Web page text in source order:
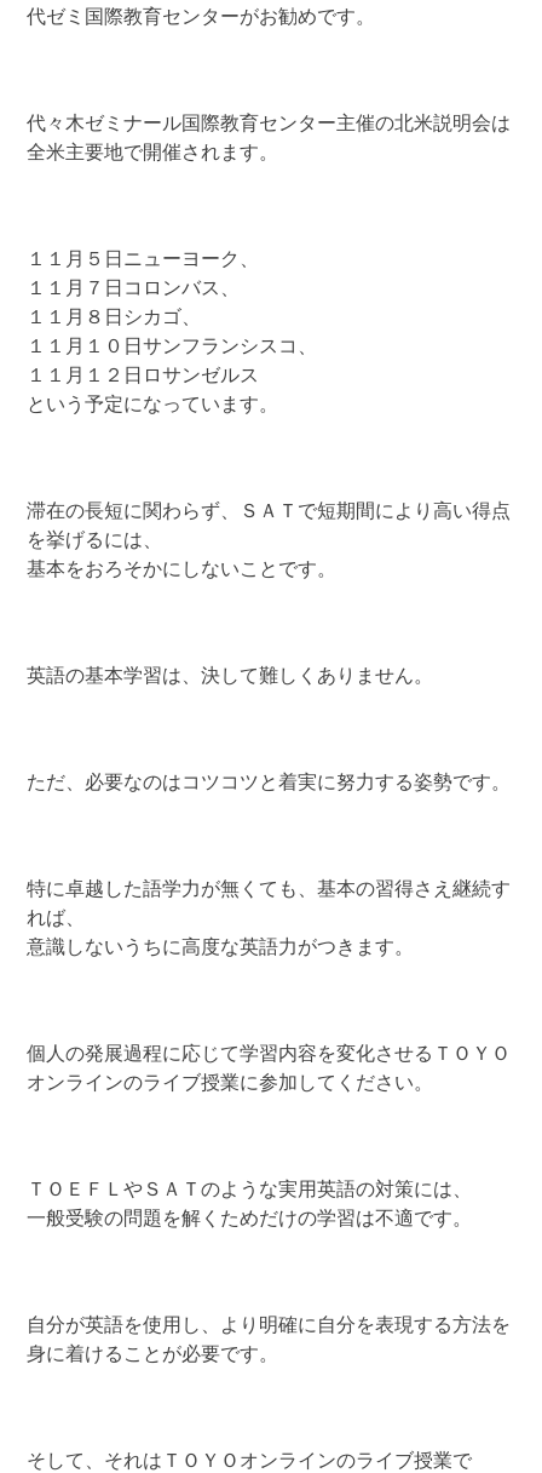
代ゼミ国際教育センターがお勧めです。
代々木ゼミナール国際教育センター主催の北米説明会は
全米主要地で開催されます。
１１月５日ニューヨーク、
１１月７日コロンバス、
１１月８日シカゴ、
１１月１０日サンフランシスコ、
１１月１２日ロサンゼルス
という予定になっています。
滞在の長短に関わらず、ＳＡＴで短期間により高い得点
を挙げるには、
基本をおろそかにしないことです。
英語の基本学習は、決して難しくありません。
ただ、必要なのはコツコツと着実に努力する姿勢です。
特に卓越した語学力が無くても、基本の習得さえ継続す
れば、
意識しないうちに高度な英語力がつきます。
個人の発展過程に応じて学習内容を変化させるＴＯＹＯ
オンラインのライブ授業に参加してください。
ＴＯＥＦＬやＳＡＴのような実用英語の対策には、
一般受験の問題を解くためだけの学習は不適です。
自分が英語を使用し、より明確に自分を表現する方法を
身に着けることが必要です。
そして、それはＴＯＹＯオンラインのライブ授業で